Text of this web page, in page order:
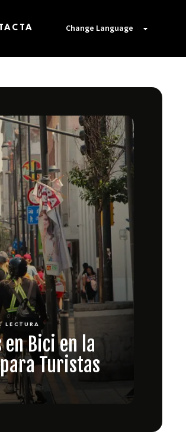
LECTURA
en Bici en la
Turistas